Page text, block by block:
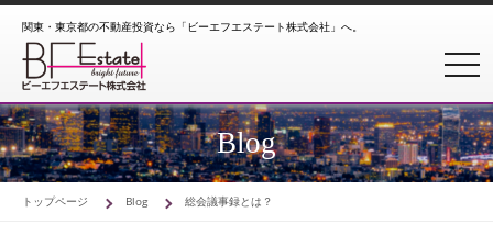
関東・東京都の不動産投資なら「ビーエフエステート株式会社」へ。
Blog
トップページ Blog 総会議事録とは？